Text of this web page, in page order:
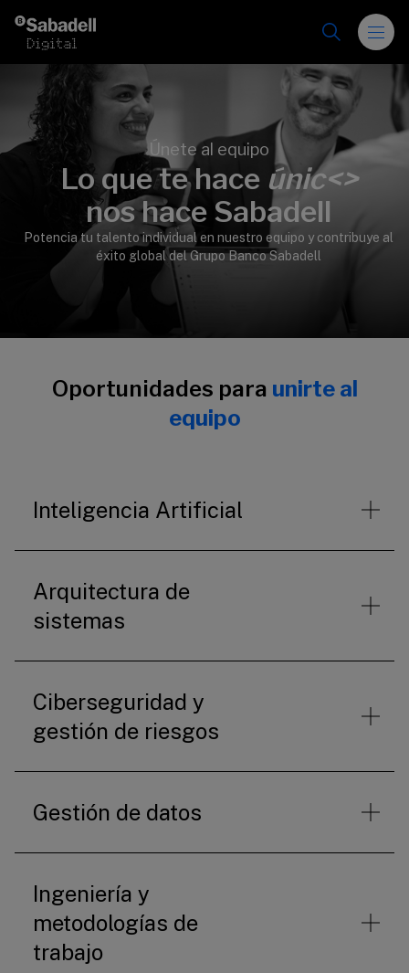
Únete al equipo
Lo que te hace únic<>
nos hace Sabadell
Potencia tu talento individual en nuestro equipo y contribuye al
éxito global del Grupo Banco Sabadell
Oportunidades para unirte al
equipo
Inteligencia Artificial
Arquitectura de
sistemas
Ciberseguridad y
gestión de riesgos
Gestión de datos
Ingeniería y
metodologías de
trabajo